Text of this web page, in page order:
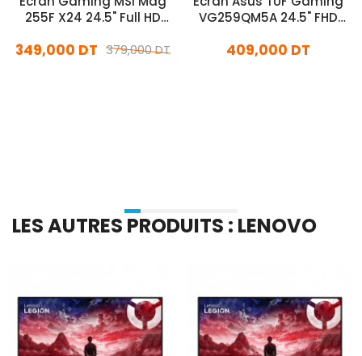
255F X24 24.5" Full HD
379,000 DT
349,000 DT
VG259QM5A 24.5" FHD
409,000 DT
LES AUTRES PRODUITS : LENOVO